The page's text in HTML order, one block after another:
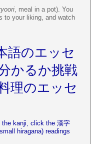
, meal in a pot). You
to your liking, and watch
語のエッセ
かるか挑戦
理のエッセ
the kanji, click the 漢字
hiragana) readings